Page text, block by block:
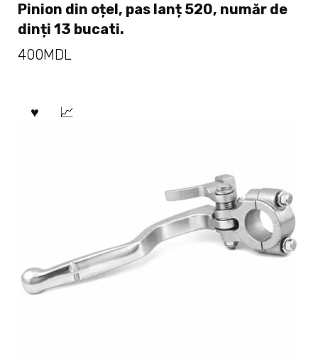
Pinion din oțel, pas lanț 520, număr de
dinți 13 bucati.
400MDL